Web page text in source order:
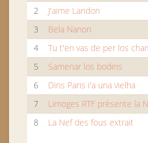
2
J'aime Laridon
3
Bela Nanon
4
Tu t'en vas de per los
5
Samenar los bodins
6
Dins Paris i'a una vielha
7
Limoges RTF présente la
8
La Nef des fous extrait